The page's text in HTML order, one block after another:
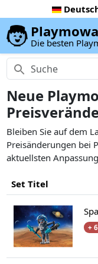
Die besten
Neue
Bleiben Sie auf dem
Preisänderungen bei
aktuellsten
Set Titel
+